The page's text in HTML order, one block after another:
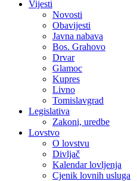
Vijesti
Novosti
Obavijesti
Javna nabava
Bos. Grahovo
Drvar
Glamoc
Kupres
Livno
Tomislavgrad
Legislativa
Zakoni, uredbe
Lovstvo
O lovstvu
Divljač
Kalendar lovljenja
Cjenik lovnih usluga